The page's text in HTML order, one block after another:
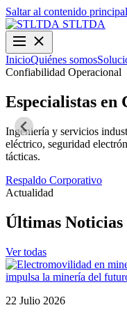
Saltar al contenido principal
STLTDA
InicioQuiénes somos
Confiabilidad Operacional
Especialistas
Ingeniería y servicios
eléctrico, seguridad
tácticas.
Respaldo Corporativo
Actualidad
Últimas Noticias
Ver todas
22 Julio 2026